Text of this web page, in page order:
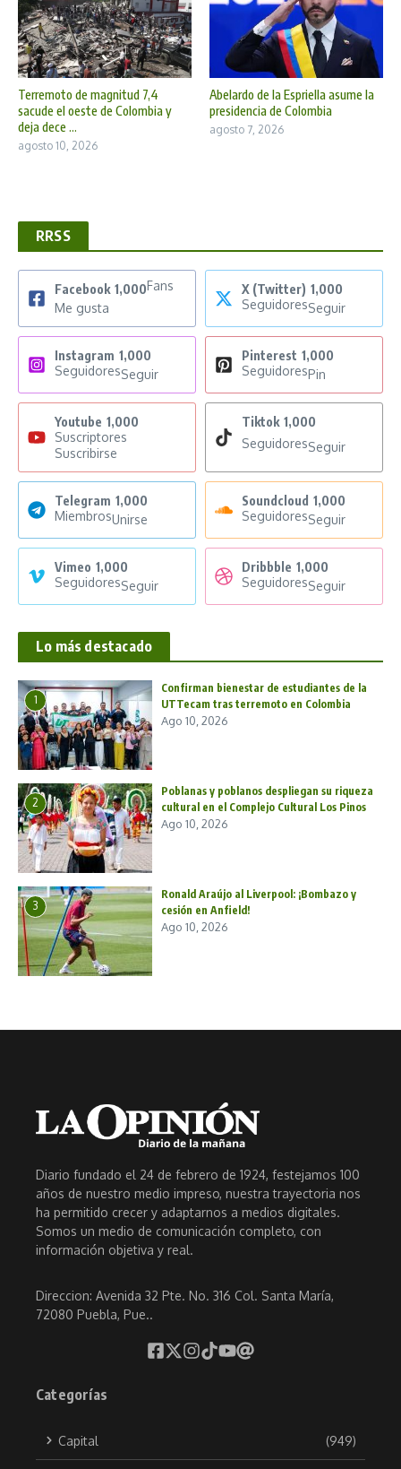
Terremoto de magnitud 7,4
sacude el oeste de Colombia y
deja dece ...
agosto 10, 2026
Abelardo de la Espriella asume la
presidencia de Colombia
agosto 7, 2026
RRSS
Facebook 1,000Fans
Me gusta
X (Twitter) 1,000
SeguidoresSeguir
Instagram 1,000
SeguidoresSeguir
Pinterest 1,000
SeguidoresPin
Youtube 1,000
Suscriptores
Suscribirse
Tiktok 1,000
SeguidoresSeguir
Telegram 1,000
MiembrosUnirse
Soundcloud 1,000
SeguidoresSeguir
Vimeo 1,000
SeguidoresSeguir
Dribbble 1,000
SeguidoresSeguir
Lo más destacado
1
Confirman bienestar de estudiantes de la
UTTecam tras terremoto en Colombia
Ago 10, 2026
2
Poblanas y poblanos despliegan su riqueza
cultural en el Complejo Cultural Los Pinos
Ago 10, 2026
3
Ronald Araújo al Liverpool: ¡Bombazo y
cesión en Anfield!
Ago 10, 2026
Diario fundado el 24 de febrero de 1924, festejamos 100
años de nuestro medio impreso, nuestra trayectoria nos
ha permitido crecer y adaptarnos a medios digitales.
Somos un medio de comunicación completo, con
información objetiva y real.
Direccion: Avenida 32 Pte. No. 316 Col. Santa María,
72080 Puebla, Pue..
Categorías
Capital (949)